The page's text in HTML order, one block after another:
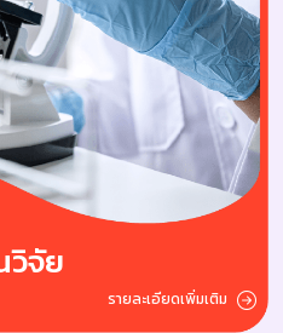
วิจัย
รายละเอียดเพิ่มเติม